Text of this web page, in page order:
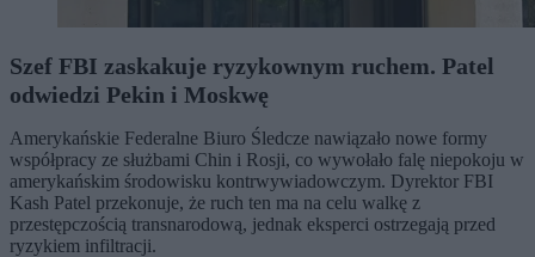
Szef FBI zaskakuje ryzykownym ruchem. Patel
odwiedzi Pekin i Moskwę
Amerykańskie Federalne Biuro Śledcze nawiązało nowe formy
współpracy ze służbami Chin i Rosji, co wywołało falę niepokoju w
amerykańskim środowisku kontrwywiadowczym. Dyrektor FBI
Kash Patel przekonuje, że ruch ten ma na celu walkę z
przestępczością transnarodową, jednak eksperci ostrzegają przed
ryzykiem infiltracji.